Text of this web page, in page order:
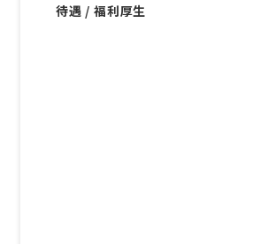
待遇 / 福利厚生